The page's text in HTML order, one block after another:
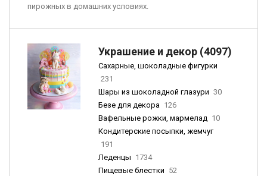
пирожных в домашних условиях.
Украшение и декор (4097)
Сахарные, шоколадные фигурки
231
Шары из шоколадной глазури 30
Безе для декора 126
Вафельные рожки, мармелад 10
Кондитерские посыпки, жемчуг
191
Леденцы 1734
Пищевые блестки 52